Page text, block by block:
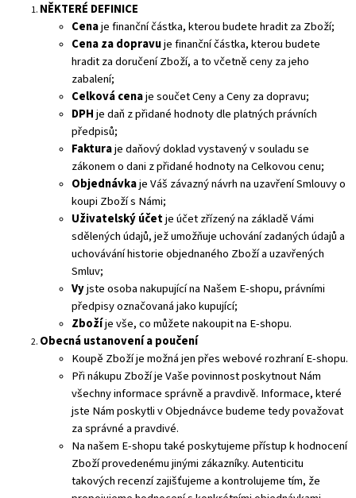
NĚKTERÉ DEFINICE
Cenaje finanční částka, kterou budete hradit za Zboží;
Cena za dopravuje finanční částka, kterou budete
hradit za doručení Zboží, a to včetně ceny za jeho
zabalení;
Celková cenaje součet Ceny a Ceny za dopravu;
DPHje daň z přidané hodnoty dle platných právních
předpisů;
Fakturaje daňový doklad vystavený v souladu se
zákonem o dani z přidané hodnoty na Celkovou cenu;
Objednávkaje Váš závazný návrh na uzavření Smlouvy o
koupi Zboží s Námi;
Uživatelský účetje účet zřízený na základě Vámi
sdělených údajů, jež umožňuje uchování zadaných údajů a
uchovávání historie objednaného Zboží a uzavřených
Smluv;
Vyjste osoba nakupující na Našem E-shopu, právními
předpisy označovaná jako kupující;
Zbožíje vše, co můžete nakoupit na E-shopu.
Obecná ustanovení a poučení
Koupě Zboží je možná jen přes webové rozhraní E-shopu.
Při nákupu Zboží je Vaše povinnost poskytnout Nám
všechny informace správně a pravdivě. Informace, které
jste Nám poskytli v Objednávce budeme tedy považovat
za správné a pravdivé.
Na našem E-shopu také poskytujeme přístup k hodnocení
Zboží provedenému jinými zákazníky. Autenticitu
takových recenzí zajišťujeme a kontrolujeme tím, že